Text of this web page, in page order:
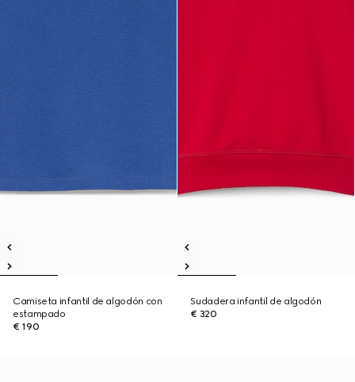
Camiseta infantil de algodón con
estampado
€ 190
Sudadera infantil de algodón
€ 320